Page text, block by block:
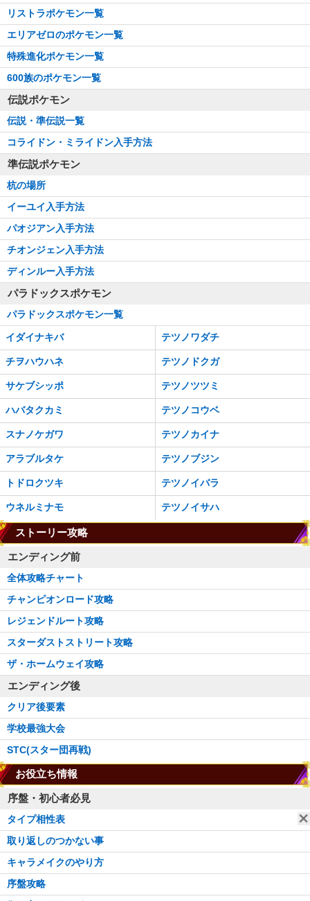
リストラポケモン一覧
エリアゼロのポケモン一覧
特殊進化ポケモン一覧
600族のポケモン一覧
伝説ポケモン
伝説・準伝説一覧
コライドン・ミライドン入手方法
準伝説ポケモン
杭の場所
イーユイ入手方法
パオジアン入手方法
チオンジェン入手方法
ディンルー入手方法
パラドックスポケモン
パラドックスポケモン一覧
イダイナキバ テツノワダチ
チヲハウハネ テツノドクガ
サケブシッポ テツノツツミ
ハバタクカミ テツノコウベ
スナノケガワ テツノカイナ
アラブルタケ テツノブジン
トドロクツキ テツノイバラ
ウネルミナモ テツノイサハ
ストーリー攻略
エンディング前
全体攻略チャート
チャンピオンロード攻略
レジェンドルート攻略
スターダストストリート攻略
ザ・ホームウェイ攻略
エンディング後
クリア後要素
学校最強大会
STC(スター団再戦)
お役立ち情報
序盤・初心者必見
タイプ相性表
取り返しのつかない事
キャラメイクのやり方
序盤攻略